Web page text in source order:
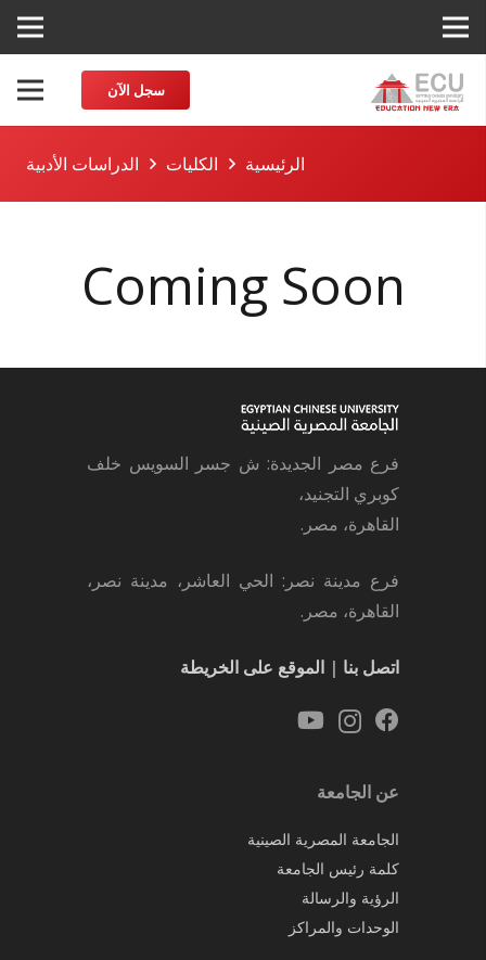
سجل الآن
الرئيسية الكليات الدراسات الأدبية
Coming Soon
فرع مصر الجديدة: ش جسر السويس خلف
كوبري التجنيد،
القاهرة، مصر.
فرع مدينة نصر: الحي العاشر، مدينة نصر،
القاهرة، مصر.
اتصل بنا | الموقع على الخريطة
عن الجامعة
الجامعة المصرية الصينية
كلمة رئيس الجامعة
الرؤية والرسالة
الوحدات والمراكز